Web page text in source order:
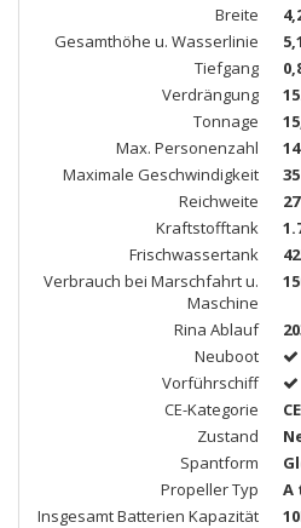
Breite
Gesamthöhe u. Wasserlinie
Tiefgang
Verdrängung
Tonnage
Max. Personenzahl
14
Maximale Geschwindigkeit
Reichweite
Kraftstofftank
Frischwassertank
Verbrauch bei Marschfahrt u.
Maschine
Rina Ablauf
Neuboot
Vorführschiff
CE-Kategorie
Zustand
Spantform
Propeller Typ
A
Insgesamt Batterien Kapazität